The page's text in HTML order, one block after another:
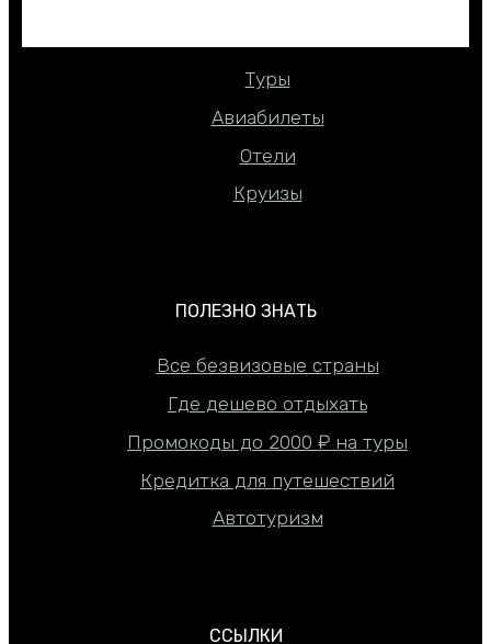
Туры
Авиабилеты
Отели
Круизы
ПОЛЕЗНО ЗНАТЬ
Все безвизовые страны
Где дешево отдыхать
Промокоды до 2000 ₽ на туры
Кредитка для путешествий
Автотуризм
ССЫЛКИ